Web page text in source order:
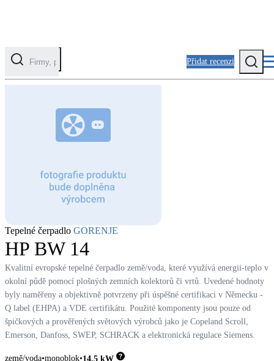
Přidat recenzi
Fotovoltaika
Solární ohřev vody
Tepelná čerpadla
Klimatizace pro vytápění
Zateplení
Obálka budovy
Dotační, energetické služby
Solární termický systém
Na přípravu teplé vody i přitápění
Tepelné čerpadlo GORENJE
HP BW 14
Kvalitní evropské tepelné čerpadlo země/voda, které využívá energii-teplo v
okolní půdě pomocí plošných zemních kolektorů či vrtů. Uvedené hodnoty
byly naměřeny a objektivně potvrzeny při úspěšné certifikaci v Německu -
Q label (EHPA) a VDE certifikátu. Použité komponenty jsou pouze od
špičkových a prověřených světových výrobců jako je Copeland Scroll,
Emerson, Danfoss, SWEP, SCHRACK a elektronická regulace Siemens.
země/voda monoblok 14.5 kW